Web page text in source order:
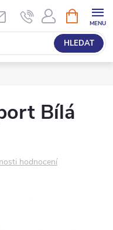
HLEDAT
NÁKUPNÍ
KOŠÍK
Bílá
hodnocení